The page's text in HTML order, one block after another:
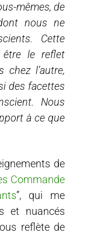
mêmes, de
nous ne
Cette
être le reflet
l’autre,
des facettes
Nous
à ce que
de
Commande
”, qui me
et nuancés
reflète de